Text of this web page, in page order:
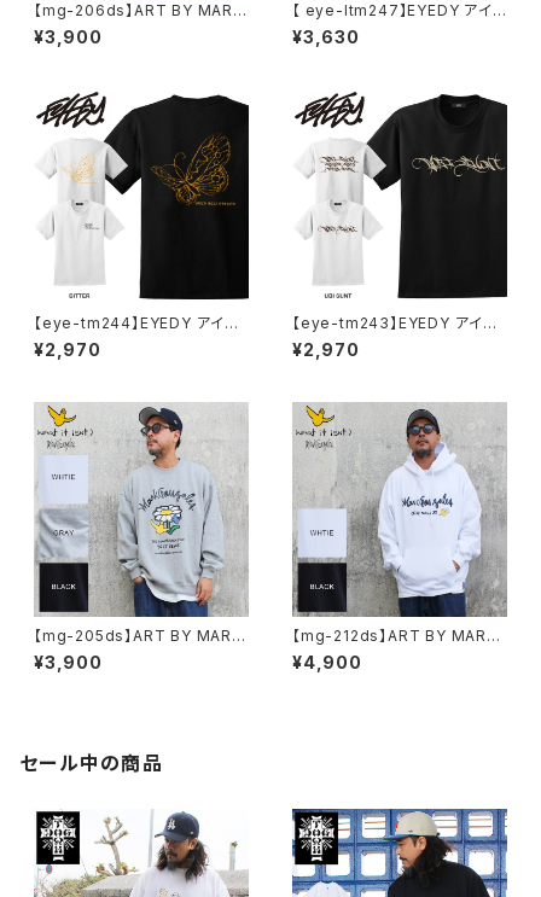
【mg-206ds】ART BY MARK
GONZALE ( What it isNt ワッ
トイットイズント) アートバイ マ
¥3,900
【 eye-ltm247】EYEDY アイデ
ィー 大きいサイズ メンズ ロング
Tシャツ GOD IS DEAD ロンT
HITE BLACK ホワイト ブラック
¥3,630
【eye-tm244】EYEDY アイデ
ィー BITTER ショートスリーブ
Tシャツ 大きいサイズ WHTIE
¥2,970
【eye-tm243】EYEDY アイデ
ィー UBITTER ショートスリー
ブTシャツ 大きいサイズ WHTI
¥2,970
【mg-205ds】ART BY MARK
GONZALE ( What it isNt ワッ
トイットイズント) アートバイ マ
¥3,900
【mg-212ds】ART BY MARK
GONZALE ( What it isNt ワッ
トイットイズント) アートバイ マ
¥4,900
セール中の商品